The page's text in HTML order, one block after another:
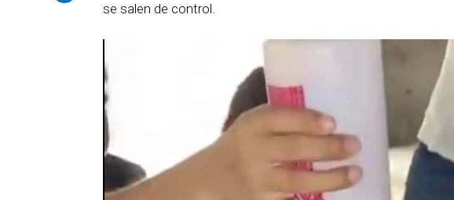
se salen de control.